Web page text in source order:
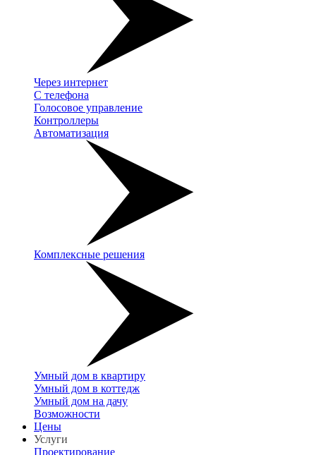
Через интернет
С телефона
Голосовое управление
Контроллеры
Автоматизация
Комплексные решения
Умный дом в квартиру
Умный дом в коттедж
Умный дом на дачу
Возможности
Цены
Услуги
Проектирование